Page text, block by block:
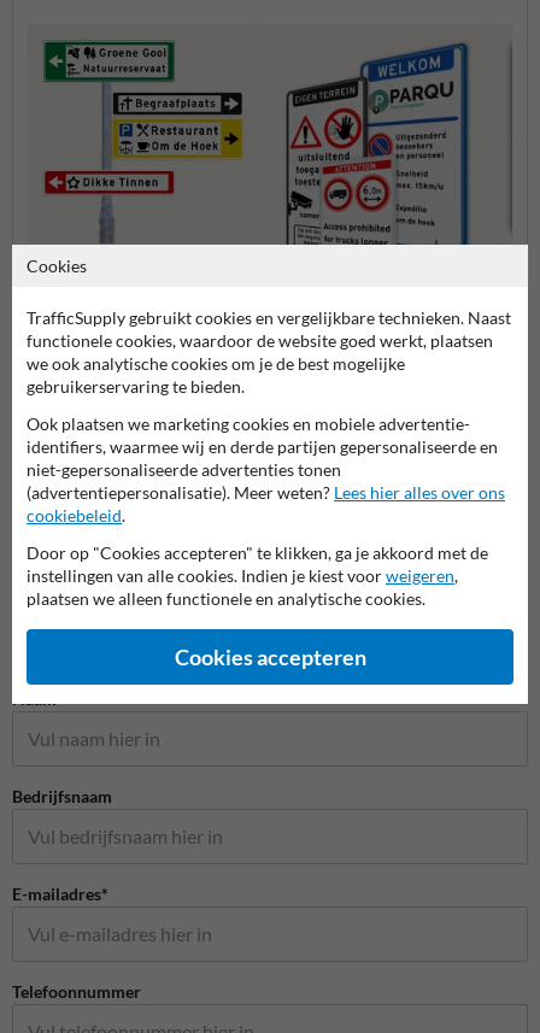
kleuren
Entree- en toegangsborden
Eigen terrein borden
Stel je vraag aan Veiligheidsbord.nl
Bedrijfsnaam
E-mailadres*
Telefoonnummer
Cookies
TrafficSupply gebruikt cookies en vergelijkbare technieken. Naast
functionele cookies, waardoor de website goed werkt, plaatsen
we ook analytische cookies om je de best mogelijke
gebruikerservaring te bieden.
Ook plaatsen we marketing cookies en mobiele advertentie-
identifiers, waarmee wij en derde partijen gepersonaliseerde en
niet-gepersonaliseerde advertenties tonen
(advertentiepersonalisatie). Meer weten? Lees hier alles over ons
cookiebeleid.
Door op "Cookies accepteren" te klikken, ga je akkoord met de
instellingen van alle cookies. Indien je kiest voorweigeren,
plaatsen we alleen functionele en analytische cookies.
Cookies accepteren